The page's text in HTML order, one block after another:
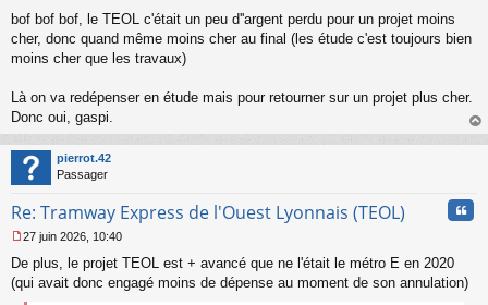
e
s
s
e
n
o
n
l
u
bof bof bof, le TEOL c'était un peu d''argent perdu pour un projet moins
cher, donc quand même moins cher au final (les étude c'est toujours bien
moins cher que les travaux)
Là on va redépenser en étude mais pour retourner sur un projet plus cher.
Donc oui, gaspi.
au
pierrot.42
Passager
Re: Tramway Express de l'Ouest Lyonnais (TEOL)
e
s
27 juin 2026, 10:40
De plus, le projet TEOL est + avancé que ne l'était le métro E en 2020
(qui avait donc engagé moins de dépense au moment de son annulation)